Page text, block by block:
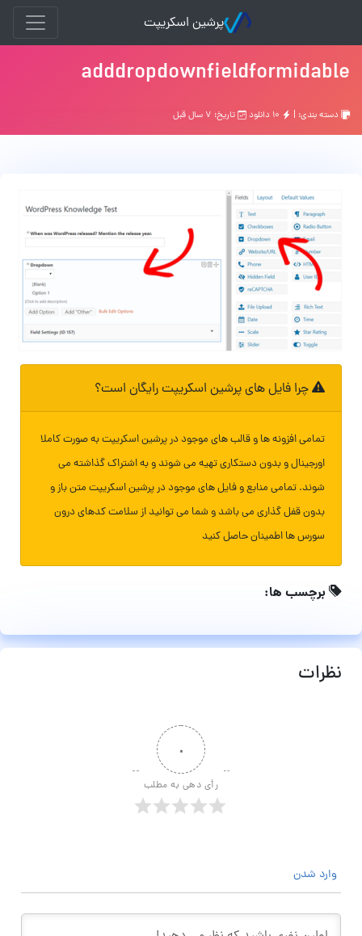
پرشین اسکریپت
adddropdownfieldformidable
دسته بندی: | تاریخ: ۷ سال قبل
چرا فایل های پرشین اسکریپت رایگان است؟
تمامی افزونه ها و قالب های موجود در پرشین اسکریپت به صورت کاملا
اورجینال و بدون دستکاری تهیه می شوند و به اشتراک گذاشته می
شوند. تمامی منابع و فایل های موجود در پرشین اسکریپت متن باز و
بدون قفل گذاری می باشد و شما می توانید از سلامت کدهای درون
سورس ها اطمینان حاصل کنید
برچسب ها:
نظرات
۰
رأی دهی به مطلب
وارد شدن